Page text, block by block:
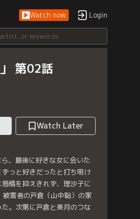
Watch now Login
第02話
Watch Later
、最後に好きな女に会いた
っと好きだったと打ち明け
情を抑えきれず、理沙子に
害者の戸倉（山中聡）の家
。次第に戸倉と美月のつな